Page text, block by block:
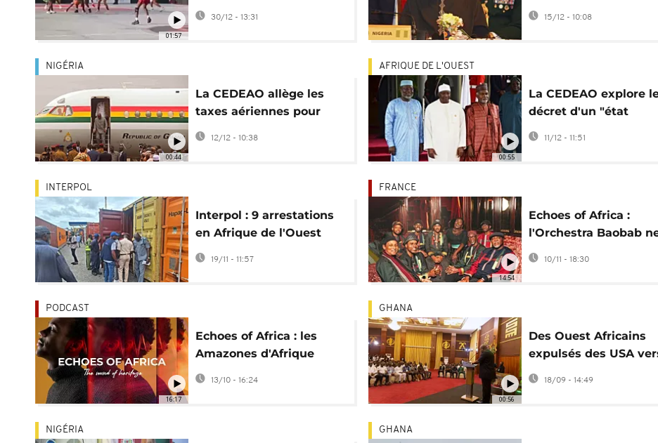
01:57
tournoi "The Last Last"
30/12 - 13:31
sommet de la CEDEAO
15/12 - 10:08
00:44
NIGÉRIA
La CEDEAO allège les
taxes aériennes pour
faire baisser le coût des
vols
12/12 - 10:38
00:55
AFRIQUE DE L'OUEST
La CEDEAO explore
décret d'un "état
d'urgence" en Afrique
de l'Ouest
11/12 - 11:51
INTERPOL
Interpol : 9 arrestations
en Afrique de l'Ouest
liées au terrorisme
19/11 - 11:57
14:54
FRANCE
Echoes of Africa :
l'Orchestra Baobab
meurt jamais
10/11 - 18:30
16:17
PODCAST
Echoes of Africa : les
Amazones d'Afrique
portent la voix des
13/10 - 16:24
00:56
GHANA
Des Ouest Africains
expulsés des USA
le Ghana sont
18/09 - 14:49
NIGÉRIA GHANA